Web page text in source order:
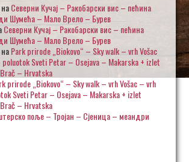
наСеверни Кучај – Ракобарски вис – пећина
Шумећа – Мало Врело – Бурев
Северни Кучај – Ракобарски вис – пећина
Шумећа – Мало Врело – Бурев
наPark prirode „Biokovo“ – Sky walk – vrh Vošac
Sveti Petar – Osejava – Makarska + izlet
– Hrvatska
prirode „Biokovo“ – Sky walk – vrh Vošac – vrh
Sveti Petar – Osejava – Makarska + izlet
– Hrvatska
поље – Тројан – Сјеница – меандри